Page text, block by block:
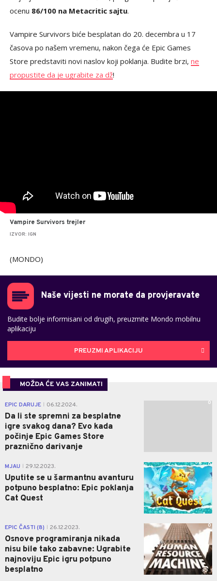
ocenu 86/100 na Metacritic sajtu.
Vampire Survivors biće besplatan do 20. decembra u 17
časova po našem vremenu, nakon čega će Epic Games
Store predstaviti novi naslov koji poklanja. Budite brzi, ne
propustite da je ugrabite za dž!
Vampire Survivors trejler
IZVOR: IGN
(MONDO)
Naše vijesti ne morate da provjeravate
Budite bolje informisani od drugih, preuzmite Mondo mobilnu
aplikaciju
PREUZMI APLIKACIJU
MOŽDA ĆE VAS ZANIMATI
EPIC DARUJE 06.12.2024.
Da li ste spremni za besplatne
igre svakog dana? Evo kada
počinje Epic Games Store
praznično darivanje
0
MJAU 29.12.2023.
Uputite se u šarmantnu avanturu
potpuno besplatno: Epic poklanja
Cat Quest
0
EPIC ČASTI (8) 26.12.2023.
Osnove programiranja nikada
nisu bile tako zabavne: Ugrabite
najnoviju Epic igru potpuno
besplatno
0